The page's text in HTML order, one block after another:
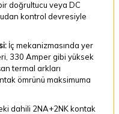
doğrultucu veya DC
kontrol devresiyle
İç mekanizmasında yer
330 Amper gibi yüksek
termal arkları
ömrünü maksimuma
dahili 2NA+2NK kontak